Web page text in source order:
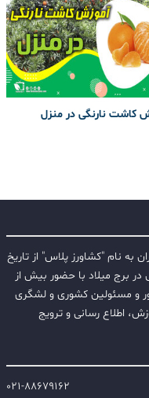
کاشت نارنگی در منزل
به نام "کشاورز پلاس" از تاریخ
روز مهندس در برج میلاد با حضور بیش از
و مسئولین کشوری و لشگری
اطلاع رسانی و ترویج
۰۲۱-۸۸۶۷۹۱۶۲